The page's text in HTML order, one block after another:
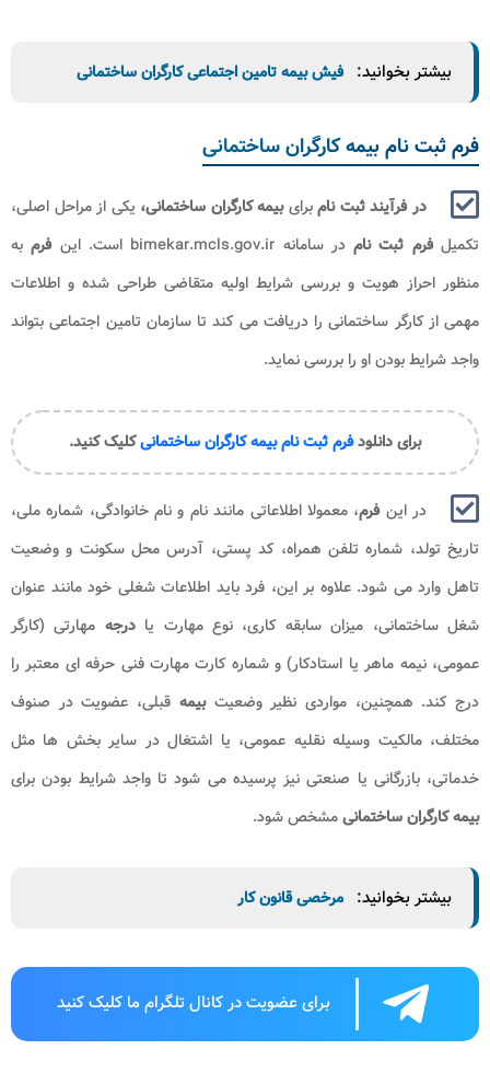
بیشتر بخوانید: فیش بیمه تامین اجتماعی کارگران ساختمانی
فرم ثبت نام بیمه کارگران ساختمانی
در فرآیند ثبت نامبرایبیمه کارگران ساختمانی، یکی از مراحل اصلی،
تکمیلفرم ثبت نامدر سامانه bimekar.mcls.gov.ir است. این فرم به
منظور احراز هویت و بررسی شرایط اولیه متقاضی طراحی شده و اطلاعات
مهمی از کارگر ساختمانی را دریافت می کند تا سازمان تامین اجتماعی بتواند
واجد شرایط بودن او را بررسی نماید.
برای دانلودفرم ثبت نام بیمه کارگران ساختمانیکلیک کنید.
در اینفرم، معمولا اطلاعاتی مانند نام و نام خانوادگی، شماره ملی،
تاریخ تولد، شماره تلفن همراه، کد پستی، آدرس محل سکونت و وضعیت
تاهل وارد می شود. علاوه بر این، فرد باید اطلاعات شغلی خود مانند عنوان
شغل ساختمانی، میزان سابقه کاری، نوع مهارت یادرجه مهارتی (کارگر
عمومی، نیمه ماهر یا استادکار) و شماره کارت مهارت فنی حرفه ای معتبر را
درج کند. همچنین، مواردی نظیر وضعیتبیمه قبلی، عضویت در صنوف
مختلف، مالکیت وسیله نقلیه عمومی، یا اشتغال در سایر بخش ها مثل
خدماتی، بازرگانی یا صنعتی نیز پرسیده می شود تا واجد شرایط بودن برای
بیمه کارگران ساختمانیمشخص شود.
بیشتر بخوانید: مرخصی قانون کار
برای عضویت در کانال تلگرام ما کلیک کنید